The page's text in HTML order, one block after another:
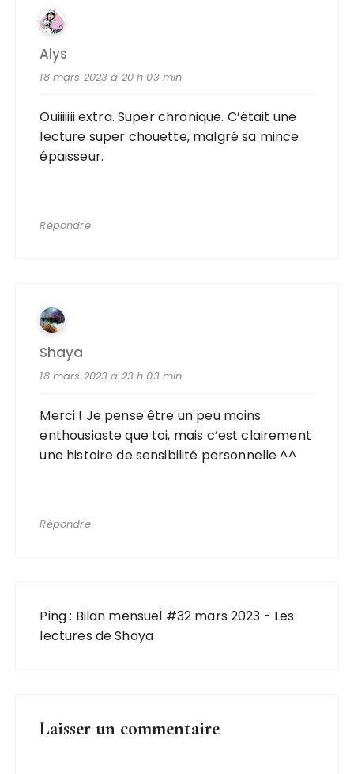
Alys
18 mars 2023 à 20 h 03 min
Ouiiiiiii extra. Super chronique. C’était une
lecture super chouette, malgré sa mince
épaisseur.
Répondre
Shaya
18 mars 2023 à 23 h 03 min
Merci ! Je pense être un peu moins
enthousiaste que toi, mais c’est clairement
une histoire de sensibilité personnelle ^^
Répondre
Ping : Bilan mensuel #32 mars 2023 - Les
lectures de Shaya
Laisser un commentaire